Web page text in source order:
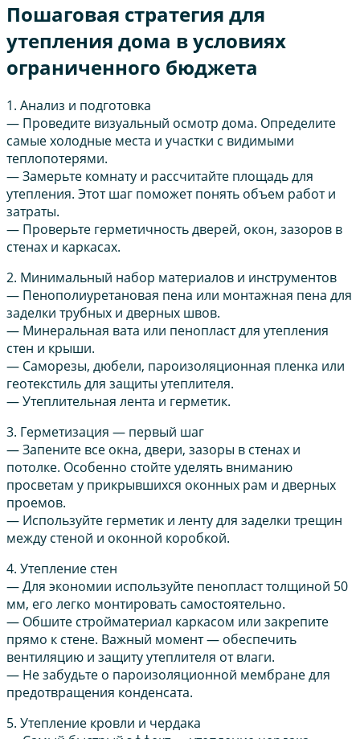
Пошаговая стратегия для
утепления дома в условиях
ограниченного бюджета
1. Анализ и подготовка
— Проведите визуальный осмотр дома. Определите
самые холодные места и участки с видимыми
теплопотерями.
— Замерьте комнату и рассчитайте площадь для
утепления. Этот шаг поможет понять объем работ и
затраты.
— Проверьте герметичность дверей, окон, зазоров в
стенах и каркасах.
2. Минимальный набор материалов и инструментов
— Пенополиуретановая пена или монтажная пена для
заделки трубных и дверных швов.
— Минеральная вата или пенопласт для утепления
стен и крыши.
— Саморезы, дюбели, пароизоляционная пленка или
геотекстиль для защиты утеплителя.
— Утеплительная лента и герметик.
3. Герметизация — первый шаг
— Запените все окна, двери, зазоры в стенах и
потолке. Особенно стойте уделять вниманию
просветам у прикрывшихся оконных рам и дверных
проемов.
— Используйте герметик и ленту для заделки трещин
между стеной и оконной коробкой.
4. Утепление стен
— Для экономии используйте пенопласт толщиной 50
мм, его легко монтировать самостоятельно.
— Обшите стройматериал каркасом или закрепите
прямо к стене. Важный момент — обеспечить
вентиляцию и защиту утеплителя от влаги.
— Не забудьте о пароизоляционной мембране для
предотвращения конденсата.
5. Утепление кровли и чердака